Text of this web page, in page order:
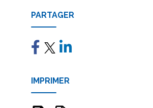
PARTAGER
IMPRIMER